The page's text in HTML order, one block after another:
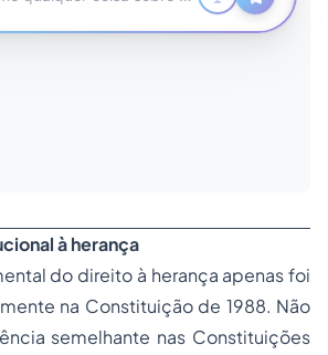
à herança
do direito à herança apenas foi
na Constituição de 1988. Não
semelhante nas Constituições